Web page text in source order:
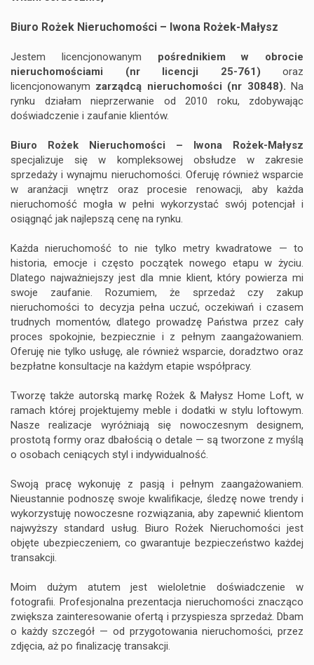
biznesowi
Rożek
&
Małysz
Kontakt
Biuro Rożek Nieruchomości – Iwona Rożek-Małysz
Jestem licencjonowanym pośrednikiem w obrocie
nieruchomościami (nr licencji 25-761) oraz
licencjonowanym zarządcą nieruchomości (nr 30848). Na
rynku działam nieprzerwanie od 2010 roku, zdobywając
doświadczenie i zaufanie klientów.
Biuro Rożek Nieruchomości – Iwona Rożek-Małysz
specjalizuje się w kompleksowej obsłudze w zakresie
sprzedaży i wynajmu nieruchomości. Oferuję również wsparcie
w aranżacji wnętrz oraz procesie renowacji, aby każda
nieruchomość mogła w pełni wykorzystać swój potencjał i
osiągnąć jak najlepszą cenę na rynku.
Każda nieruchomość to nie tylko metry kwadratowe — to
historia, emocje i często początek nowego etapu w życiu.
Dlatego najważniejszy jest dla mnie klient, który powierza mi
swoje zaufanie. Rozumiem, że sprzedaż czy zakup
nieruchomości to decyzja pełna uczuć, oczekiwań i czasem
trudnych momentów, dlatego prowadzę Państwa przez cały
proces spokojnie, bezpiecznie i z pełnym zaangażowaniem.
Oferuję nie tylko usługę, ale również wsparcie, doradztwo oraz
bezpłatne konsultacje na każdym etapie współpracy.
Tworzę także autorską markę Rożek & Małysz Home Loft, w
ramach której projektujemy meble i dodatki w stylu loftowym.
Nasze realizacje wyróżniają się nowoczesnym designem,
prostotą formy oraz dbałością o detale — są tworzone z myślą
o osobach ceniących styl i indywidualność.
Swoją pracę wykonuję z pasją i pełnym zaangażowaniem.
Nieustannie podnoszę swoje kwalifikacje, śledzę nowe trendy i
wykorzystuję nowoczesne rozwiązania, aby zapewnić klientom
najwyższy standard usług. Biuro Rożek Nieruchomości jest
objęte ubezpieczeniem, co gwarantuje bezpieczeństwo każdej
transakcji.
Moim dużym atutem jest wieloletnie doświadczenie w
fotografii. Profesjonalna prezentacja nieruchomości znacząco
zwiększa zainteresowanie ofertą i przyspiesza sprzedaż. Dbam
o każdy szczegół — od przygotowania nieruchomości, przez
zdjęcia, aż po finalizację transakcji.